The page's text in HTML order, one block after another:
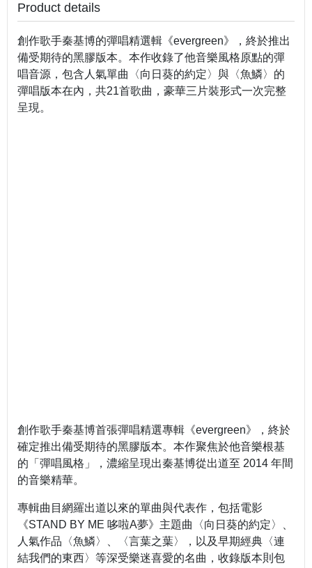
Product details
創作歌手秦基博的彈唱精選輯《evergreen》，終於推出
備受期待的黑膠版本。本作收錄了他音樂風格原點的彈
唱音源，包含人氣單曲〈向日葵的約定〉與〈魚鱗〉的
彈唱版本在內，共21首歌曲，豪華三片裝形式一次完整
呈現。
創作歌手秦基博首張彈唱精選專輯《evergreen》，終於
確定推出備受期待的黑膠版本。本作聚焦於他音樂根基
的「彈唱風格」，濃縮呈現出秦基博從出道至 2014 年間
的音樂精華。
專輯曲目網羅出道以來的單曲與代表作，包括電影
《STAND BY ME 哆啦A夢》主題曲〈向日葵的約定〉、
人氣作品〈魚鱗〉、〈言葉之葉〉，以及早期經典〈連
結我們的東西〉等深受樂迷喜愛的名曲，收錄版本則包